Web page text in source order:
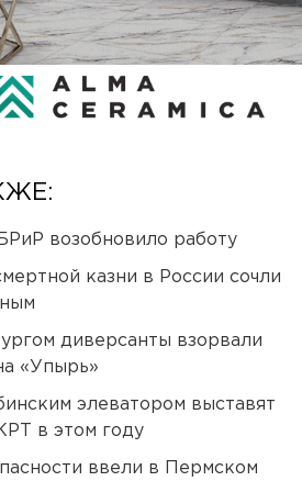
возобновило работу
казни в России сочли
диверсанты взорвали
«Упырь»
элеватором выставят
в этом году
ввели в Пермском